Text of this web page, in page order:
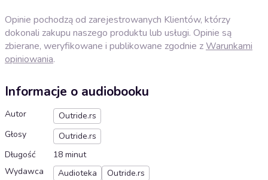
Opinie pochodzą od zarejestrowanych Klientów, którzy
dokonali zakupu naszego produktu lub usługi. Opinie są
zbierane, weryfikowane i publikowane zgodnie zWarunkami
opiniowania.
Informacje o audiobooku
Autor
Outride.rs
Głosy
Outride.rs
Długość
18 minut
Wydawca
Audioteka
Outride.rs